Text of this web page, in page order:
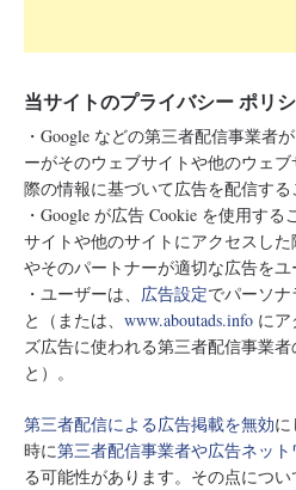
当サイトのプライバシー ポリ
・Google などの第三者配信事業者
ーがそのウェブサイトや他のウェ
際の情報に基づいて広告を配信する
・Google が広告 Cookie を使用す
サイトや他のサイトにアクセスし
やそのパートナーが適切な広告をユ
・ユーザーは、 広告設定でパーソ
と（または、 www.aboutads.info に
ズ広告に使われる第三者配信事業
と）。
第三者配信による広告掲載を無効
時に第三者配信事業者や広告ネット
る可能性があります。その点につ